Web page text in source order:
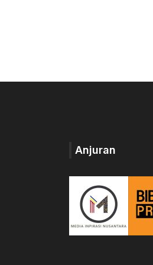
Anjuran